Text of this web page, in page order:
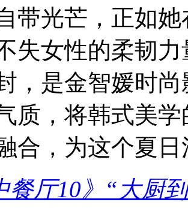
带光芒，正如
失女性的柔韧力
，是金智媛时
质，将韩式美
合，为这个夏
餐厅10》“大厨